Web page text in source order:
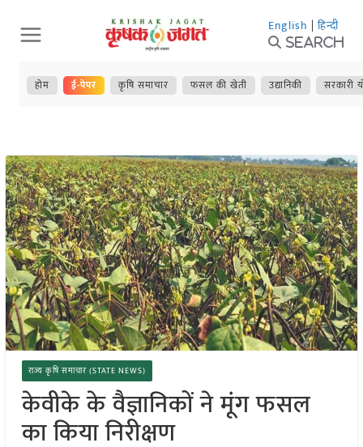
Skip
to
content
English | हिन्दी
Search
होम ई-पेपर कृषि समाचार फसल की खेती उद्यानिकी सरकारी
राज्य कृषि समाचार (STATE NEWS)
केवीके के वैज्ञानिकों ने मूंग फसल
का किया निरीक्षण